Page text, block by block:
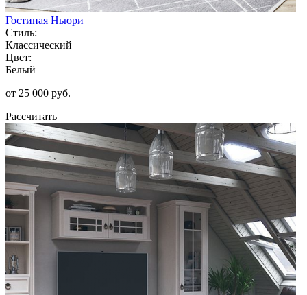
Гостиная Ньюри
Стиль:
Классический
Цвет:
Белый
от 25 000 руб.
Рассчитать